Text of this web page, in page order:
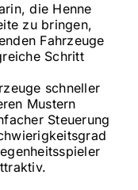
die Henne
zu bringen,
Fahrzeuge
Schritt
schneller
Mustern
Steuerung